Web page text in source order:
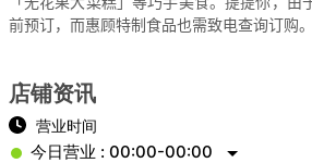
前预订，而惠顾特制食品也需致电查询订购。
店铺资讯
营业时间
今日营业 : 00:00-00:00